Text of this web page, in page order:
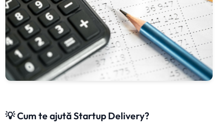
💡 Cum te ajută Startup Delivery?